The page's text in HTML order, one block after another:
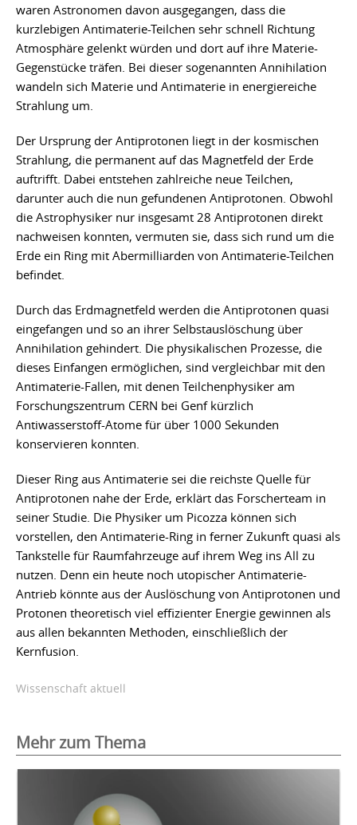
waren Astronomen davon ausgegangen, dass die
kurzlebigen Antimaterie-Teilchen sehr schnell Richtung
Atmosphäre gelenkt würden und dort auf ihre Materie-
Gegenstücke träfen. Bei dieser sogenannten Annihilation
wandeln sich Materie und Antimaterie in energiereiche
Strahlung um.
Der Ursprung der Antiprotonen liegt in der kosmischen
Strahlung, die permanent auf das Magnetfeld der Erde
auftrifft. Dabei entstehen zahlreiche neue Teilchen,
darunter auch die nun gefundenen Antiprotonen. Obwohl
die Astrophysiker nur insgesamt 28 Antiprotonen direkt
nachweisen konnten, vermuten sie, dass sich rund um die
Erde ein Ring mit Abermilliarden von Antimaterie-Teilchen
befindet.
Durch das Erdmagnetfeld werden die Antiprotonen quasi
eingefangen und so an ihrer Selbstauslöschung über
Annihilation gehindert. Die physikalischen Prozesse, die
dieses Einfangen ermöglichen, sind vergleichbar mit den
Antimaterie-Fallen, mit denen Teilchenphysiker am
Forschungszentrum CERN bei Genf kürzlich
Antiwasserstoff-Atome für über 1000 Sekunden
konservieren konnten.
Dieser Ring aus Antimaterie sei die reichste Quelle für
Antiprotonen nahe der Erde, erklärt das Forscherteam in
seiner Studie. Die Physiker um Picozza können sich
vorstellen, den Antimaterie-Ring in ferner Zukunft quasi als
Tankstelle für Raumfahrzeuge auf ihrem Weg ins All zu
nutzen. Denn ein heute noch utopischer Antimaterie-
Antrieb könnte aus der Auslöschung von Antiprotonen und
Protonen theoretisch viel effizienter Energie gewinnen als
aus allen bekannten Methoden, einschließlich der
Kernfusion.
Wissenschaft aktuell
Mehr zum Thema